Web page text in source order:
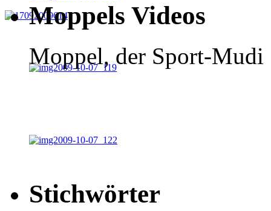
Moppels Videos
Moppel, der Sport-Mudi
Stichwörter